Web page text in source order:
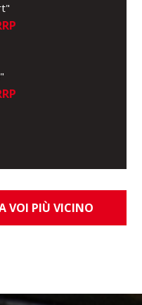
VOI PIÙ VICINO